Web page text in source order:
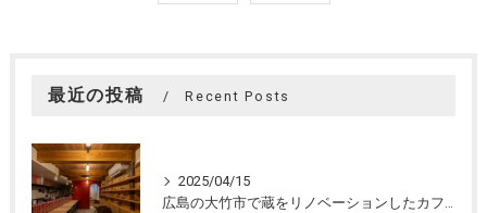
最近の投稿 Recent Posts
2025/04/15
広島の大竹市で蔵をリノベーションしたカフェの設計。店舗設計、店舗デザインはasazu design office